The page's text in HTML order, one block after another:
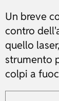
Un breve
contro
quello
strumento
colpi a